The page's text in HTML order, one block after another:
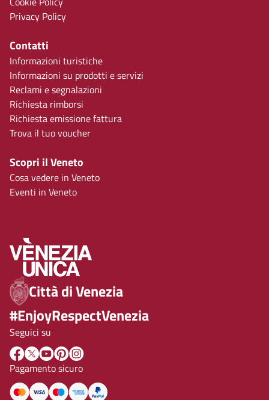
Privacy Policy
Contatti
Informazioni turistiche
Informazioni su prodotti e servizi
Reclami e segnalazioni
Richiesta rimborsi
Richiesta emissione fattura
Trova il tuo voucher
Scopri il Veneto
Cosa vedere in Veneto
Eventi in Veneto
Città di Venezia
#EnjoyRespectVenezia
Seguici su
Pagamento sicuro